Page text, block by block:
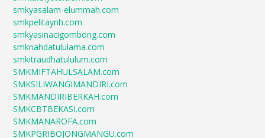
smkyasalam-elummah.com
smkpelitaynh.com
smkyasinacigombong.com
smknahdatululama.com
smkitraudhatululum.com
SMKMIFTAHULSALAM.com
SMKSILIWANGIMANDIRI.com
SMKMANDIRIBERKAH.com
SMKCBTBEKASI.com
SMKMANAROFA.com
SMKPGRIBOJONGMANGU.com